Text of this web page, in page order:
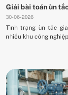
Giải bài toán ùn
30-06-2026
Tình trạng ùn tắc
nhiều khu công